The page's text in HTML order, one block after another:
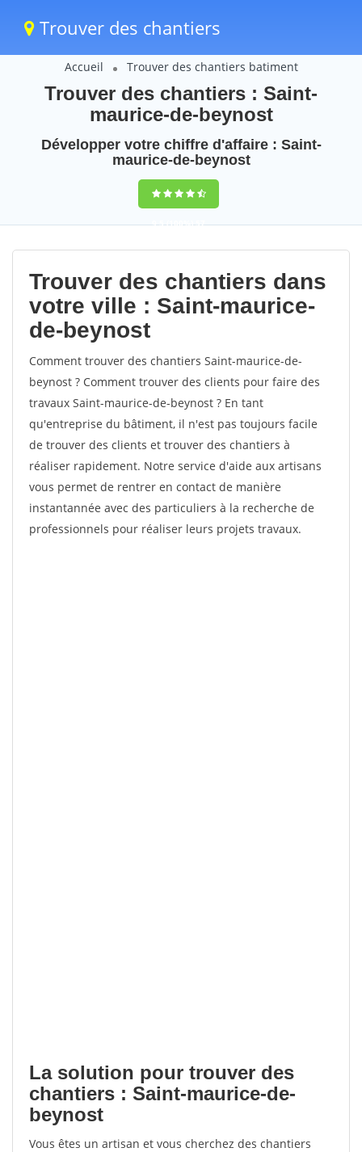
Trouver des chantiers
Accueil Trouver des chantiers batiment
Trouver des chantiers : Saint-
maurice-de-beynost
Développer votre chiffre d'affaire : Saint-
maurice-de-beynost
9,5(100%)57
votes
Trouver des chantiers dans
votre ville : Saint-maurice-
de-beynost
Comment trouver des chantiers Saint-maurice-de-
beynost ? Comment trouver des clients pour faire des
travaux Saint-maurice-de-beynost ? En tant
qu'entreprise du bâtiment, il n'est pas toujours facile
de trouver des clients et trouver des chantiers à
réaliser rapidement. Notre service d'aide aux artisans
vous permet de rentrer en contact de manière
instantannée avec des particuliers à la recherche de
professionnels pour réaliser leurs projets travaux.
La solution pour trouver des
chantiers : Saint-maurice-de-
beynost
Vous êtes un artisan et vous cherchez des chantiers